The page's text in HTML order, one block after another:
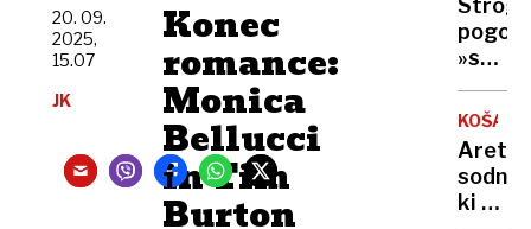
Konec
romance:
Monica
Bellucci
in Tim
Burton
20. 09.
2025,
15.07
JK
bo
zlorab
v
kje
jih je
Strogi
pogoji,
zakon?
Vse,
kar
vedeti
o
ki ni